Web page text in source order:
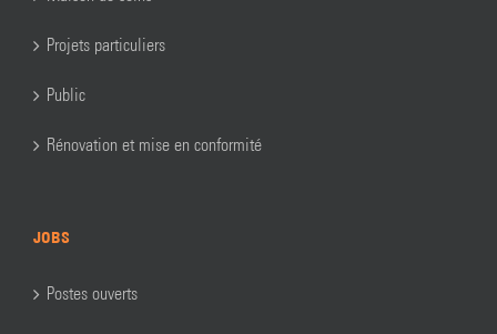
Projets particuliers
Public
Rénovation et mise en conformité
JOBS
Postes ouverts